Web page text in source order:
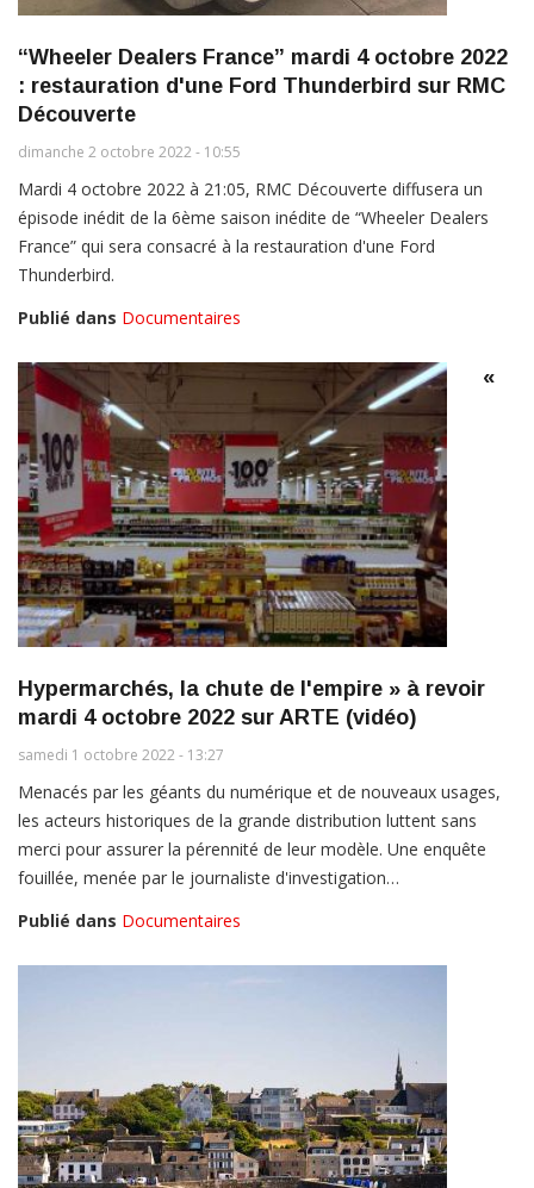
“Wheeler Dealers France” mardi 4 octobre 2022
: restauration d'une Ford Thunderbird sur RMC
Découverte
dimanche 2 octobre 2022 - 10:55
Mardi 4 octobre 2022 à 21:05, RMC Découverte diffusera un
épisode inédit de la 6ème saison inédite de “Wheeler Dealers
France” qui sera consacré à la restauration d'une Ford
Thunderbird.
Publié dans Documentaires
«
Hypermarchés, la chute de l'empire » à revoir
mardi 4 octobre 2022 sur ARTE (vidéo)
samedi 1 octobre 2022 - 13:27
Menacés par les géants du numérique et de nouveaux usages,
les acteurs historiques de la grande distribution luttent sans
merci pour assurer la pérennité de leur modèle. Une enquête
fouillée, menée par le journaliste d'investigation…
Publié dans Documentaires